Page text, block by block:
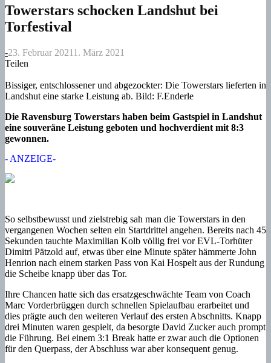
Towerstars schocken Landshut bei
Torfestival
-23. Februar 20211. März 2021
Teilen
Bissiger, entschlossener und abgezockter: Die Towerstars lieferten in
Landshut eine starke Leistung ab. Bild: F.Enderle
Die Ravensburg Towerstars haben beim Gastspiel in Landshut
eine souveräne Leistung geboten und hochverdient mit 8:3
gewonnen.
- ANZEIGE-
So selbstbewusst und zielstrebig sah man die Towerstars in den
vergangenen Wochen selten ein Startdrittel angehen. Bereits nach 45
Sekunden tauchte Maximilian Kolb völlig frei vor EVL-Torhüter
Dimitri Pätzold auf, etwas über eine Minute später hämmerte John
Henrion nach einem starken Pass von Kai Hospelt aus der Rundung
die Scheibe knapp über das Tor.
Ihre Chancen hatte sich das ersatzgeschwächte Team von Coach
Marc Vorderbrüggen durch schnellen Spielaufbau erarbeitet und
dies prägte auch den weiteren Verlauf des ersten Abschnitts. Knapp
drei Minuten waren gespielt, da besorgte David Zucker auch prompt
die Führung. Bei einem 3:1 Break hatte er zwar auch die Optionen
für den Querpass, der Abschluss war aber konsequent genug.